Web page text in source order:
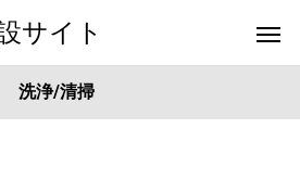
サイト
洗浄/清掃